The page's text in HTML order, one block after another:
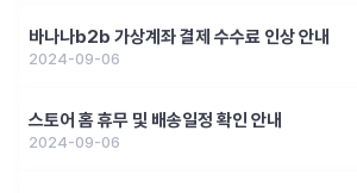
바나나b2b 가상계좌 결제 수수료 인상 안내
2024-09-06
스토어 홈 휴무 및 배송일정 확인 안내
2024-09-06